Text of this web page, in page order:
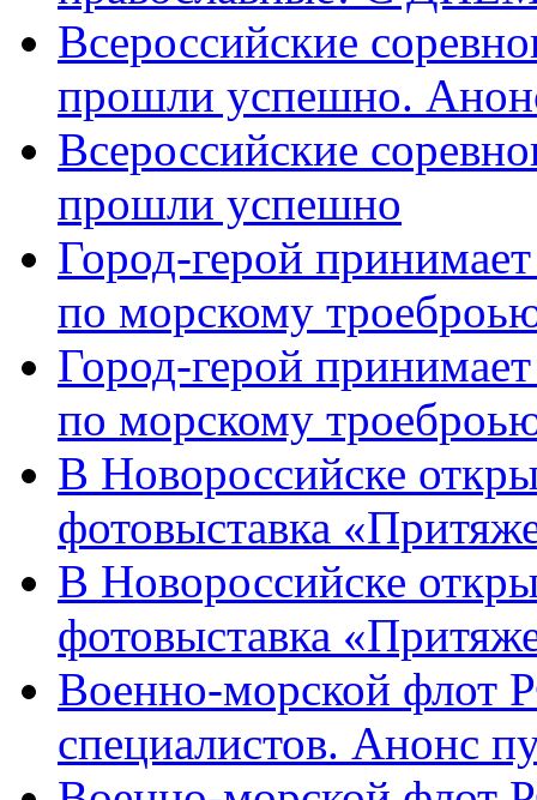
Всероссийские
прошли успешно.
Всероссийские
прошли успешно
Город-герой
по морскому
Город-герой
по морскому
В Новороссийске
фотовыставка
В Новороссийске
фотовыставка
Военно-морской флот
специалистов. Анонс